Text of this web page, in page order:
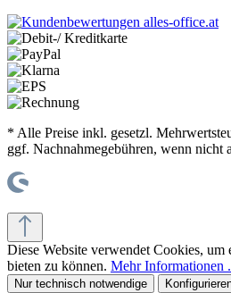
* Alle Preise inkl. gesetzl.
ggf. Nachnahmegebühren, wenn nicht
Diese Website verwendet Cookies,
bieten zu können. Mehr Informationen
Nur technisch notwendige